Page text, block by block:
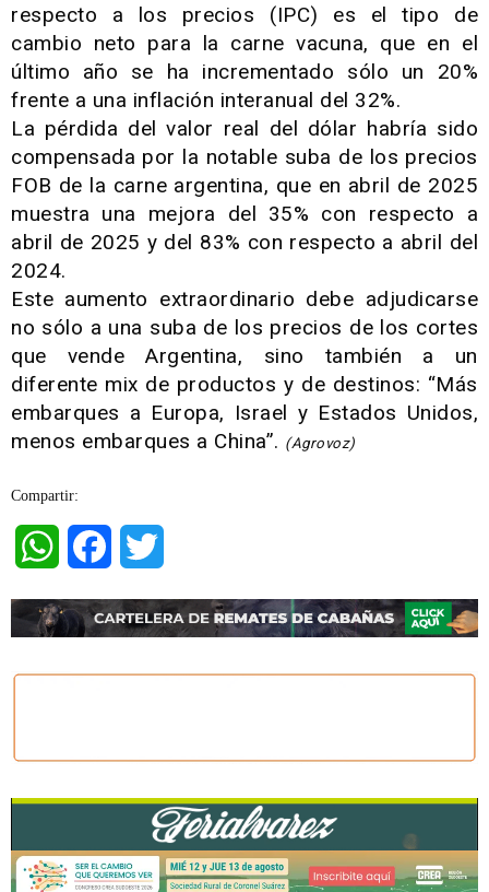
respecto a los precios (IPC) es el tipo de
cambio neto para la carne vacuna, que en el
último año se ha incrementado sólo un 20%
frente a una inflación interanual del 32%.
La pérdida del valor real del dólar habría sido
compensada por la notable suba de los precios
FOB de la carne argentina, que en abril de 2025
muestra una mejora del 35% con respecto a
abril de 2025 y del 83% con respecto a abril del
2024.
Este aumento extraordinario debe adjudicarse
no sólo a una suba de los precios de los cortes
que vende Argentina, sino también a un
diferente mix de productos y de destinos: “Más
embarques a Europa, Israel y Estados Unidos,
menos embarques a China”. (Agrovoz)
Compartir:
WhatsAppFacebook